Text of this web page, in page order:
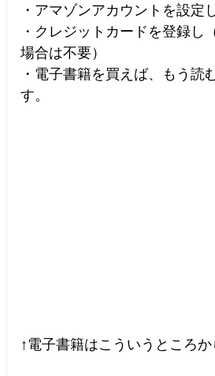
・アマゾンアカウントを設定
・クレジットカードを登録し
場合は不要）
・電子書籍を買えば、もう読
す。
↑電子書籍はこういうところか